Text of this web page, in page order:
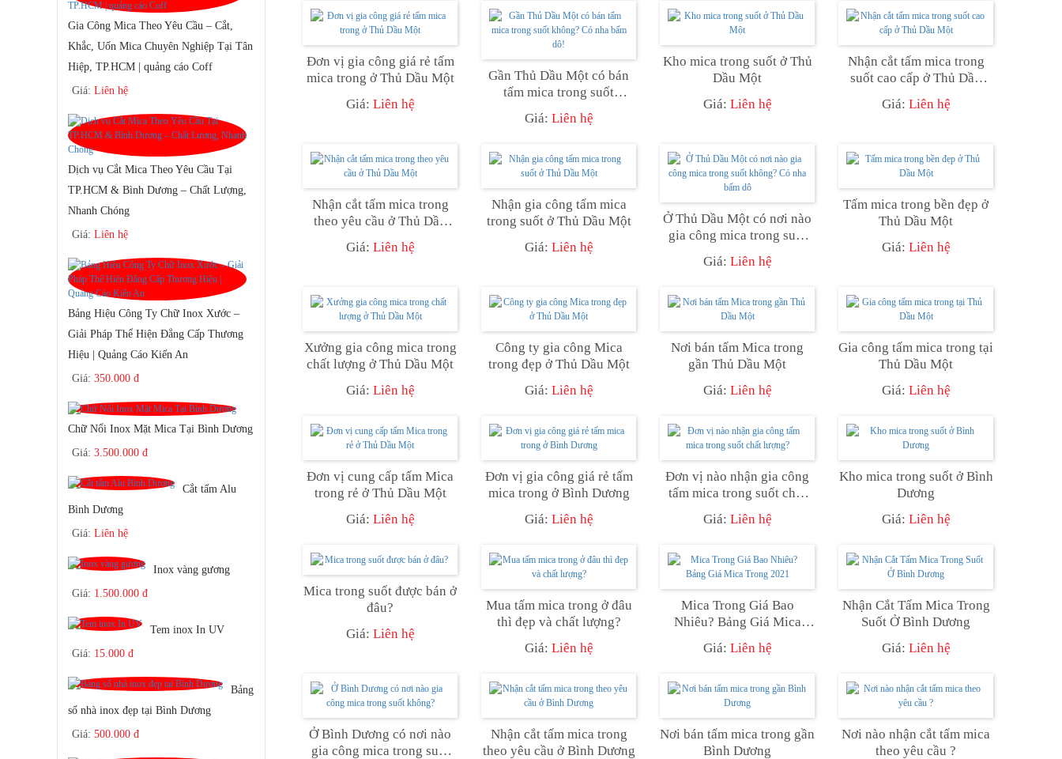
Gia Công Mica Theo Yêu Cầu – Cắt,
Khắc, Uốn Mica Chuyên Nghiệp Tại Tân
Hiệp, TP.HCM | quảng cáo Coff
Giá: Liên hệ
Dịch vụ Cắt Mica Theo Yêu Cầu Tại
TP.HCM & Bình Dương – Chất Lượng,
Nhanh Chóng
Giá: Liên hệ
Bảng Hiệu Công Ty Chữ Inox Xước –
Giải Pháp Thể Hiện Đẳng Cấp Thương
Hiệu | Quảng Cáo Kiến An
Giá: 350.000 đ
Chữ Nổi Inox Mặt Mica Tại Bình Dương
Giá: 3.500.000 đ
Cắt tấm Alu
Bình Dương
Giá: Liên hệ
Inox vàng gương
Giá: 1.500.000 đ
Tem inox In UV
Giá: 15.000 đ
Bảng
số nhà inox đẹp tại Bình Dương
Giá: 500.000 đ
Đơn vị gia công giá rẻ tấm
mica trong ở Thủ Dầu Một
Giá: Liên hệ
Gần Thủ Dầu Một có bán
tấm mica trong suốt
Giá: Liên hệ
Kho mica trong suốt ở Thủ
Dầu Một
Giá: Liên hệ
Nhận cắt tấm mica trong
suốt cao cấp ở Thủ Dầu
Giá: Liên hệ
Nhận cắt tấm mica trong
theo yêu cầu ở Thủ Dầu
Giá: Liên hệ
Nhận gia công tấm mica
trong suốt ở Thủ Dầu Một
Giá: Liên hệ
Ở Thủ Dầu Một có nơi nào
gia công mica trong suốt
Giá: Liên hệ
Tấm mica trong bền đẹp ở
Thủ Dầu Một
Giá: Liên hệ
Xưởng gia công mica trong
chất lượng ở Thủ Dầu Một
Giá: Liên hệ
Công ty gia công Mica
trong đẹp ở Thủ Dầu Một
Giá: Liên hệ
Nơi bán tấm Mica trong
gần Thủ Dầu Một
Giá: Liên hệ
Gia công tấm mica trong tại
Thủ Dầu Một
Giá: Liên hệ
Đơn vị cung cấp tấm Mica
trong rẻ ở Thủ Dầu Một
Giá: Liên hệ
Đơn vị gia công giá rẻ tấm
mica trong ở Bình Dương
Giá: Liên hệ
Đơn vị nào nhận gia công
tấm mica trong suốt chất
Giá: Liên hệ
Kho mica trong suốt ở Bình
Dương
Giá: Liên hệ
Mica trong suốt được bán ở
đâu?
Giá: Liên hệ
Mua tấm mica trong ở đâu
thì đẹp và chất lượng?
Giá: Liên hệ
Mica Trong Giá Bao
Nhiêu? Bảng Giá Mica
Giá: Liên hệ
Nhận Cắt Tấm Mica Trong
Suốt Ở Bình Dương
Giá: Liên hệ
Ở Bình Dương có nơi nào
gia công mica trong suốt
Nhận cắt tấm mica trong
theo yêu cầu ở Bình Dương
Nơi bán tấm mica trong gần
Bình Dương
Nơi nào nhận cắt tấm mica
theo yêu cầu ?